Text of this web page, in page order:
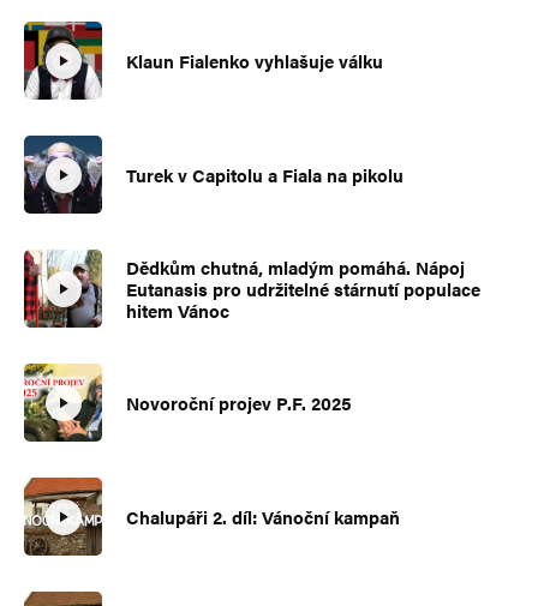
Klaun Fialenko vyhlašuje válku
Turek v Capitolu a Fiala na pikolu
Dědkům chutná, mladým pomáhá. Nápoj
Eutanasis pro udržitelné stárnutí populace
hitem Vánoc
Novoroční projev P.F. 2025
Chalupáři 2. díl: Vánoční kampaň